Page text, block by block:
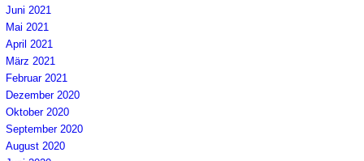
Juni 2021
Mai 2021
April 2021
März 2021
Februar 2021
Dezember 2020
Oktober 2020
September 2020
August 2020